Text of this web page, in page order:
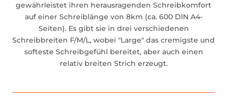
gewährleistet ihren herausragenden Schreibkomfort
auf einer Schreiblänge von 8km (ca. 600 DIN A4-
Seiten). Es gibt sie in drei verschiedenen
Schreibbreiten F/M/L, wobei "Large" das cremigste und
softeste Schreibgefühl bereitet, aber auch einen
relativ breiten Strich erzeugt.